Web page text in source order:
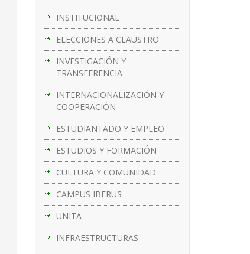
INSTITUCIONAL
ELECCIONES A CLAUSTRO
INVESTIGACIÓN Y
TRANSFERENCIA
INTERNACIONALIZACIÓN Y
COOPERACIÓN
ESTUDIANTADO Y EMPLEO
ESTUDIOS Y FORMACIÓN
CULTURA Y COMUNIDAD
CAMPUS IBERUS
UNITA
INFRAESTRUCTURAS